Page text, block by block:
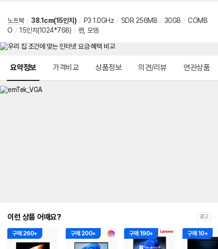
노트북 / 38.1cm(15인치) / P3 1.0GHz / SDR 256MB / 30GB / COMB
O / 15인치(1024*768) / 랜, 모뎀
요약정보 가격비교 상품정보 의견/리뷰 연관상품
이런 상품 어때요? 광고
구매 260+ 구매 200+ 구매 190+ 구매 10+